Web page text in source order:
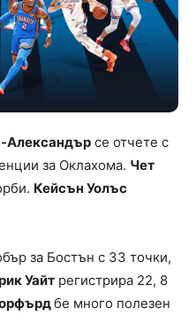
се отчете с
за Оклахома. Чет
Кейсън Уолъс
за Бостън с 33 точки,
Уайт регистрира 22, 8
бе много полезен